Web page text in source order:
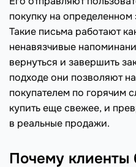
покупку на определенном
Такие письма работают
ненавязчивые
вернуться и завершить
подходе они позволяют
покупателем по горячим
купить еще свежее, и
в реальные продажи.
Почему клиенты